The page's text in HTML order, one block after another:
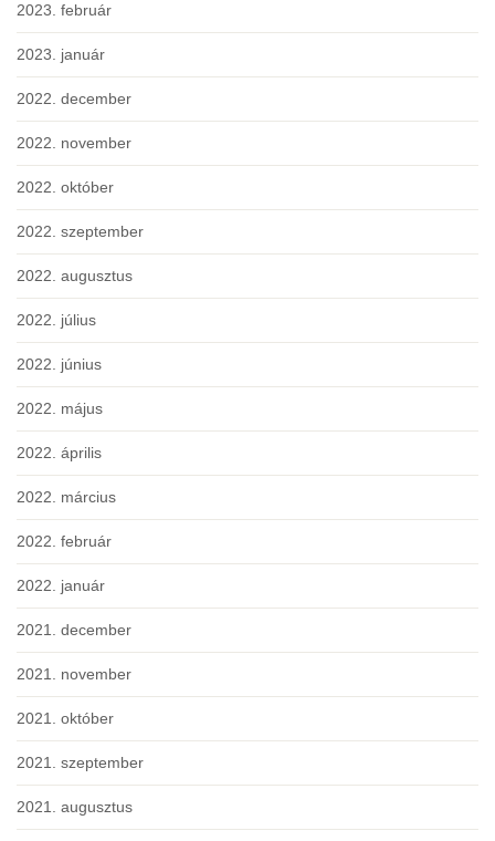
2023. február
2023. január
2022. december
2022. november
2022. október
2022. szeptember
2022. augusztus
2022. július
2022. június
2022. május
2022. április
2022. március
2022. február
2022. január
2021. december
2021. november
2021. október
2021. szeptember
2021. augusztus